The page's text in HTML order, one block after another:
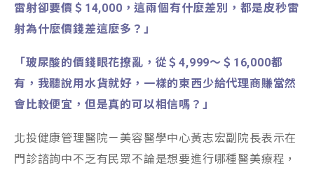
雷射卻要價＄14,000，這兩個有什麼差別，都是皮秒雷
射為什麼價錢差這麼多？」
「玻尿酸的價錢眼花撩亂，從＄4,999～＄16,000都
有，我聽說用水貨就好，一樣的東西少給代理商賺當然
會比較便宜，但是真的可以相信嗎？」
北投健康管理醫院－美容醫學中心黃志宏副院長表示在
門診諮詢中不乏有民眾不論是想要進行哪種醫美療程，